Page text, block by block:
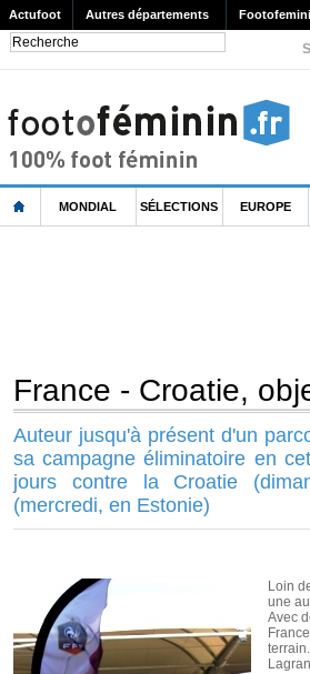
Actufoot Autres départements
MONDIAL SÉLECTIONS EUROPE
France - Croatie,
Auteur jusqu'à présent d'un
sa campagne éliminatoire en
jours contre la Croatie
(mercredi, en Estonie)
Loin
une
Avec